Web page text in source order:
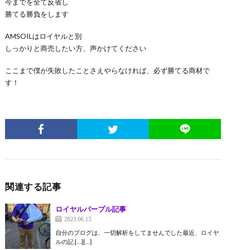
今までを全て反省し
勝てる勝負をします
AMSOILはロイヤルと別
しっかりと商売したい方、声かけてください
ここまで僕が失敗したことさえやらなければ、必ず勝てる商材で
す！
関連する記事
ロイヤルパープル記事
2023.06.15
自分のブログは、一切解析をしてませんでした最近、ロイヤ
ルの記 […][…]